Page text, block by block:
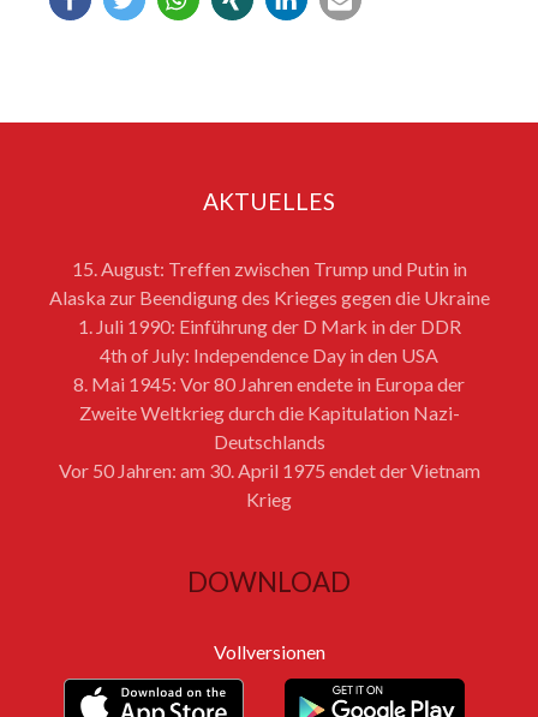
AKTUELLES
15. August: Treffen zwischen Trump und Putin in
Alaska zur Beendigung des Krieges gegen die Ukraine
1. Juli 1990: Einführung der D Mark in der DDR
4th of July: Independence Day in den USA
8. Mai 1945: Vor 80 Jahren endete in Europa der
Zweite Weltkrieg durch die Kapitulation Nazi-
Deutschlands
Vor 50 Jahren: am 30. April 1975 endet der Vietnam
Krieg
DOWNLOAD
Vollversionen